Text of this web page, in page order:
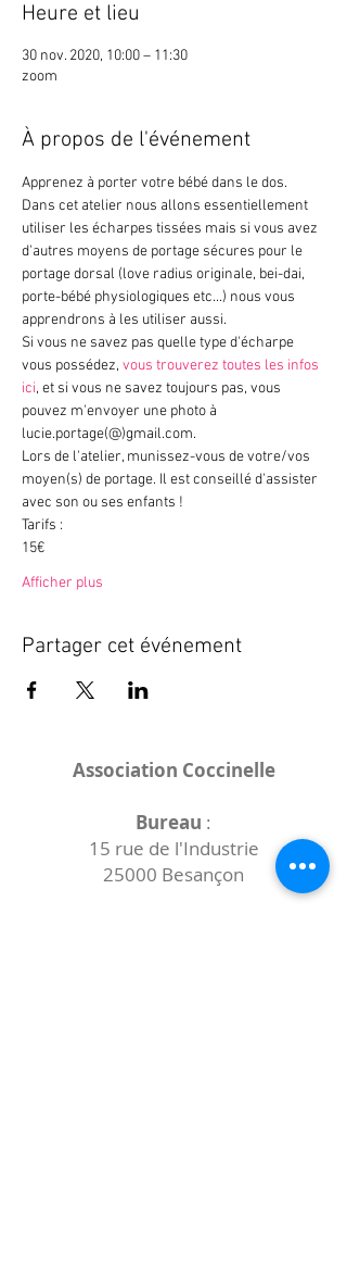
Heure et lieu
30 nov. 2020, 10:00 – 11:30
zoom
À propos de l'événement
Apprenez à porter votre bébé dans le dos.
Dans cet atelier nous allons essentiellement
utiliser les écharpes tissées mais si vous avez
d'autres moyens de portage sécures pour le
portage dorsal (love radius originale, bei-dai,
porte-bébé physiologiques etc...) nous vous
apprendrons à les utiliser aussi.
Si vous ne savez pas quelle type d'écharpe
vous possédez, vous trouverez toutes les infos
ici, et si vous ne savez toujours pas, vous
pouvez m'envoyer une photo à
lucie.portage(@)gmail.com.
Lors de l'atelier, munissez-vous de votre/vos
moyen(s) de portage. Il est conseillé d'assister
avec son ou ses enfants !
Tarifs :
15€
Afficher plus
Partager cet événement
Association Coccinelle
Bureau :
15 rue de l'Industrie
25000 Besançon